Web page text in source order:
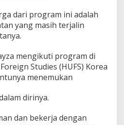
dari program ini adalah
yang masih terjalin
mengikuti program di
Studies (HUFS) Korea
menemukan
dirinya.
dan bekerja dengan